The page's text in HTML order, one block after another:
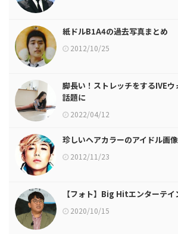
紙ドルB1A4の過去写真まとめ
2012/10/25
脚長い！ストレッチをするIVE
話題に
2022/04/12
珍しいヘアカラーのアイドル画
2012/11/23
【フォト】Big Hitエンターテ
2020/10/15